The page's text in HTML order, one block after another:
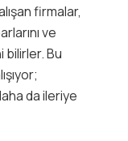
firmalar,
ve
bilirler. Bu
da ileriye